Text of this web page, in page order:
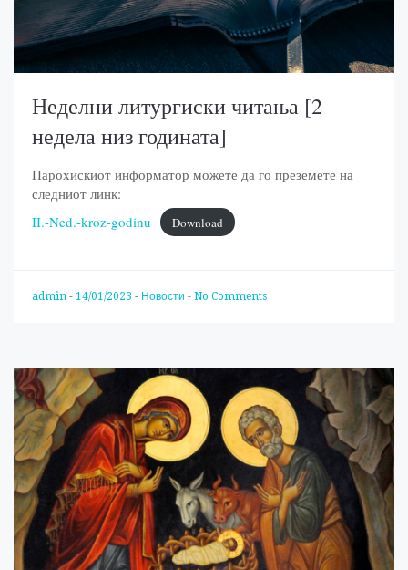
Неделни литургиски читања [2
недела низ годината]
Парохискиот информатор можете да го преземете на
следниот линк:
II.-Ned.-kroz-godinu
Download
admin - 14/01/2023 - Новости - No Comments